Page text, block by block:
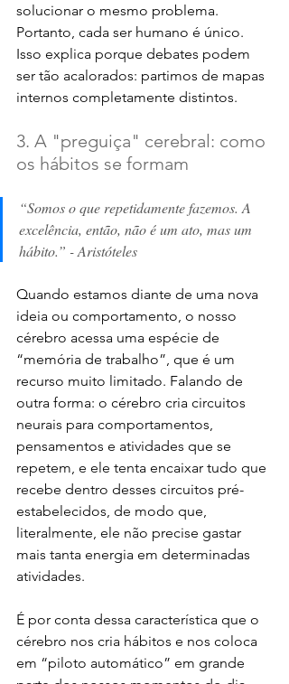
solucionar o mesmo problema.
Portanto, cada ser humano é único.
Isso explica porque debates podem
ser tão acalorados: partimos de mapas
internos completamente distintos.
3. A "preguiça" cerebral: como
os hábitos se formam
“Somos o que repetidamente fazemos. A
excelência, então, não é um ato, mas um
hábito.” - Aristóteles
Quando estamos diante de uma nova
ideia ou comportamento, o nosso
cérebro acessa uma espécie de
“memória de trabalho”, que é um
recurso muito limitado. Falando de
outra forma: o cérebro cria circuitos
neurais para comportamentos,
pensamentos e atividades que se
repetem, e ele tenta encaixar tudo que
recebe dentro desses circuitos pré-
estabelecidos, de modo que,
literalmente, ele não precise gastar
mais tanta energia em determinadas
atividades.
É por conta dessa característica que o
cérebro nos cria hábitos e nos coloca
em “piloto automático” em grande